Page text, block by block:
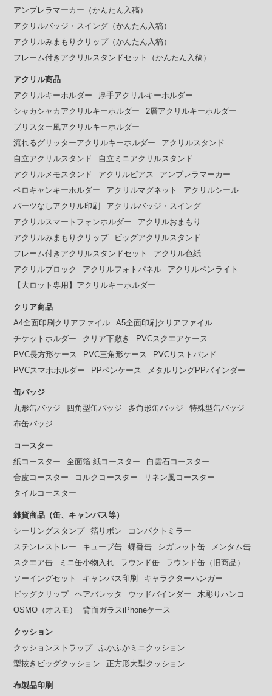
アンブレラマーカー（かんたん入稿）
アクリルバッジ・スイング（かんたん入稿）
アクリルみまもりクリップ（かんたん入稿）
フレーム付きアクリルスタンドセット（かんたん入稿）
アクリル商品
アクリルキーホルダー
厚手アクリルキーホルダー
シャカシャカアクリルキーホルダー
2層アクリルキーホルダー
ブリスター風アクリルキーホルダー
流れるグリッターアクリルキーホルダー
アクリルスタンド
自立アクリルスタンド
自立ミニアクリルスタンド
アクリルメモスタンド
アクリルピアス
アンブレラマーカー
ペロキャンキーホルダー
アクリルマグネット
アクリルシール
パーツなしアクリル印刷
アクリルバッジ・スイング
アクリルスマートフォンホルダー
アクリルおまもり
アクリルみまもりクリップ
ビッグアクリルスタンド
フレーム付きアクリルスタンドセット
アクリル色紙
アクリルブロック
アクリルフォトパネル
アクリルペンライト
【大ロット専用】アクリルキーホルダー
クリア商品
A4全面印刷クリアファイル
A5全面印刷クリアファイル
チケットホルダー
クリア下敷き
PVCスクエアケース
PVC長方形ケース
PVC三角形ケース
PVCリストバンド
PVCスマホホルダー
PPペンケース メタルリングPPバインダー
缶バッジ
丸形缶バッジ
四角型缶バッジ 多角形缶バッジ
特殊型缶バッジ
布缶バッジ
コースター
紙コースター
全面箔 紙コースター
白雲石コースター
合皮コースター
コルクコースター
リネン風コースター
タイルコースター
雑貨商品（缶、キャンバス等）
シーリングスタンプ
箔リボン
コンパクトミラー
ステンレストレー
キューブ缶 蝶番缶 シガレット缶
メンタム缶
スクエア缶
ミニ缶小物入れ ラウンド缶
ラウンド缶（旧商品）
ソーイングセット
キャンバス印刷
キャラクターハンガー
ビッグクリップ
ヘアバレッタ ウッドバインダー
木彫りハンコ
OSMO（オスモ）
背面ガラスiPhoneケース
クッション
クッションストラップ
ふかふかミニクッション
型抜きビッグクッション
正方形大型クッション
布製品印刷